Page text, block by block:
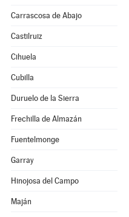
Carrascosa de Abajo
Castilruiz
Cihuela
Cubilla
Duruelo de la Sierra
Frechilla de Almazán
Fuentelmonge
Garray
Hinojosa del Campo
Maján